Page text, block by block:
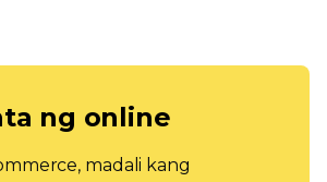
ng online
madali kang